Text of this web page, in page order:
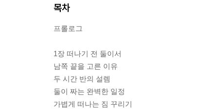
목차
프롤로그
1장 떠나기 전 둘이서
남쪽 끝을 고른 이유
두 시간 반의 설렘
둘이 짜는 완벽한 일정
가볍게 떠나는 짐 꾸리기